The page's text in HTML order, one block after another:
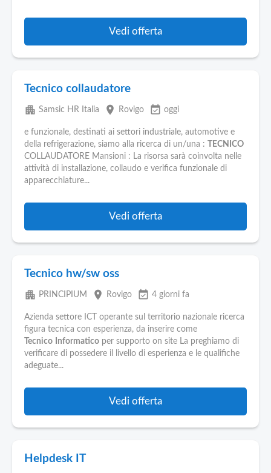
Vedi offerta
Tecnico collaudatore
apartment Samsic HR Italia place Rovigo event_available oggi
e funzionale, destinati ai settori industriale, automotive e
della refrigerazione, siamo alla ricerca di un/una :
TECNICO
COLLAUDATORE Mansioni : La risorsa sarà coinvolta nelle
attività di installazione, collaudo e verifica funzionale di
apparecchiature...
Vedi offerta
Tecnico hw/sw oss
apartment PRINCIPIUM place Rovigo event_available 4 giorni fa
Azienda settore ICT operante sul territorio nazionale ricerca
figura tecnica con esperienza, da inserire come
Tecnico
Informatico per supporto on site La preghiamo di
verificare di possedere il livello di esperienza e le qualifiche
adeguate...
Vedi offerta
Helpdesk IT